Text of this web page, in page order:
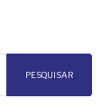
PESQUISAR